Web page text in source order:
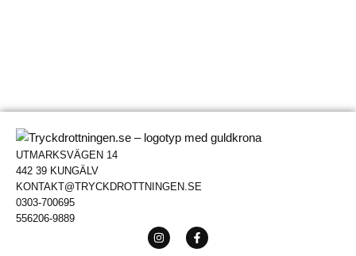
UTMARKSVÄGEN 14
442 39 KUNGÄLV
KONTAKT@TRYCKDROTTNINGEN.SE
0303-700695
556206-9889